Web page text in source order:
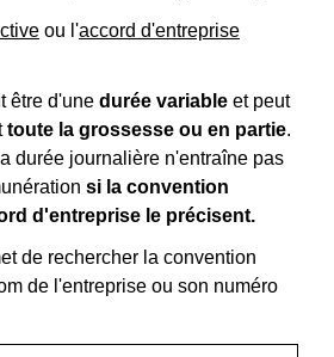
ou l'accord d'entreprise
être d'une durée variable et peut
toute la grossesse ou en partie.
durée journalière n'entraîne pas
si la convention
d'entreprise le précisent.
de rechercher la convention
de l'entreprise ou son numéro